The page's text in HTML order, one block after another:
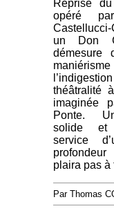
Reprise
opéré
un Don
démesure
théâtralité
imaginée
Ponte.
solide et
service
plaira pas à
Par Thomas